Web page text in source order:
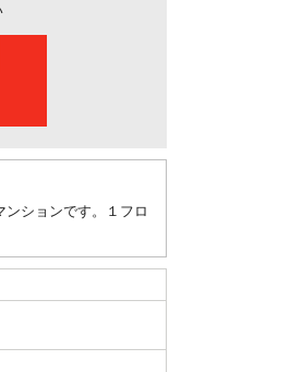
ションです。１フロ